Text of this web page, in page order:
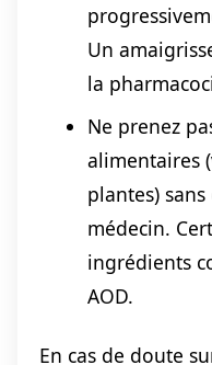
Un
la
Ne prenez
alimentaires
plantes)
médecin.
ingrédients
AOD.
En cas de doute